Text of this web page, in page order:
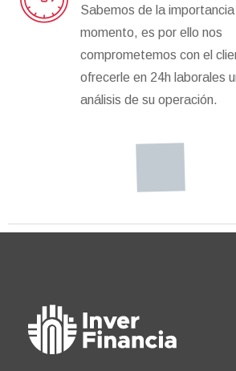
Sabemos de la importancia
momento, es por ello nos
comprometemos con el
ofrecerle en 24h laborales
análisis de su operación.